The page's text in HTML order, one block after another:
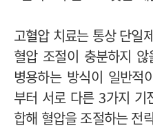
고혈압 치료는 통상 단일
혈압 조절이 충분하지
병용하는 방식이 일반적
부터 서로 다른 3가지 기
합해 혈압을 조절하는 전